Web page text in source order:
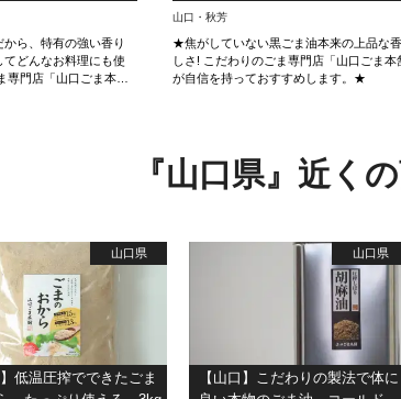
ら、特有の強い香り
どんなお料理にも使
専門店「山口ごま本
る 950g
山口・秋芳
★焦がしていない黒ごま油本来の上品な
しさ! こだわりのごま専門店「山口ごま本
が自信を持っておすすめします。★
『山口県』近く
山口県
】低温圧搾でできたごま
山口県
【山口】こだわりの製法で体に